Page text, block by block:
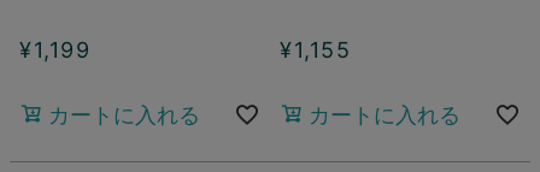
¥1,199
カートに入れる
¥1,155
カートに入れる